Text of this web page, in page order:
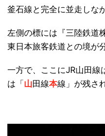
釜石線と完全に並走しな
左側の標には『三陸鉄道
東日本旅客鉄道との境が
一方で、ここにJR山田線
は「 山田線本線」が残さ